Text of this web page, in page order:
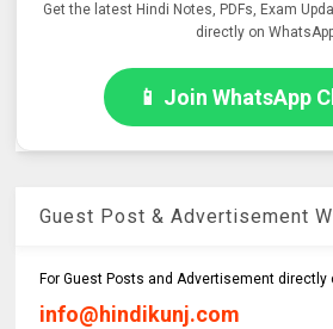
Get the latest Hindi Notes, PDFs, Exam
directly on
📱 Join WhatsApp
Guest Post & Advertisement
For Guest Posts and Advertisement
info@hindikunj.com